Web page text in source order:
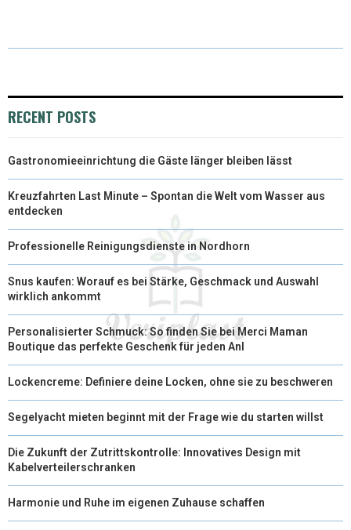
T
)
O R D
RECENT POSTS
Gastronomieeinrichtung die Gäste länger bleiben lässt
Kreuzfahrten Last Minute – Spontan die Welt vom Wasser aus
entdecken
Professionelle Reinigungsdienste in Nordhorn
Snus kaufen: Worauf es bei Stärke, Geschmack und Auswahl
wirklich ankommt
Personalisierter Schmuck: So finden Sie bei Merci Maman
Boutique das perfekte Geschenk für jeden Anl
Lockencreme: Definiere deine Locken, ohne sie zu beschweren
Segelyacht mieten beginnt mit der Frage wie du starten willst
Die Zukunft der Zutrittskontrolle: Innovatives Design mit
Kabelverteilerschranken
Harmonie und Ruhe im eigenen Zuhause schaffen